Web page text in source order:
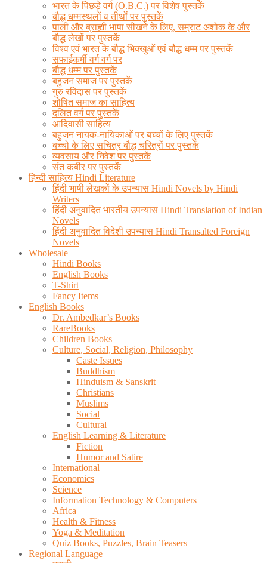
भारत के पिछड़े वर्ग (O.B.C.) पर विशेष पुस्तकें
बौद्ध धम्मस्थलों व तीर्थों पर पुस्तकें
पाली और ब्राह्मी भाषा सीखने के लिए, सम्राट अशोक के और
बौद्ध लेखों पर पुस्तकें
विश्व एवं भारत के बौद्ध भिक्खुओं एवं बौद्ध धम्म पर पुस्तकें
सफाईकर्मी वर्ग वर्ग पर
बौद्ध धम्म पर पुस्तकें
बहुजन समाज पर पुस्तकें
गुरु रविदास पर पुस्तकें
शोषित समाज का साहित्य
दलित वर्ग पर पुस्तकें
आदिवासी साहित्य
बहुजन नायक-नायिकाओं पर बच्चों के लिए पुस्तकें
बच्चो के लिए सचित्र बौद्ध चरित्रों पर पुस्तकें
व्यवसाय और निवेश पर पुस्तकें
संत कबीर पर पुस्तकें
हिन्दी साहित्य Hindi Literature
हिंदी भाषी लेखकों के उपन्यास Hindi Novels by Hindi
Writers
हिंदी अनुवादित भारतीय उपन्यास Hindi Translation of Indian
Novels
हिंदी अनुवादित विदेशी उपन्यास Hindi Transalted Foreign
Novels
Wholesale
Hindi Books
English Books
T-Shirt
Fancy Items
English Books
Dr. Ambedkar’s Books
RareBooks
Children Books
Culture, Social, Religion, Philosophy
Caste Issues
Buddhism
Hinduism & Sanskrit
Christians
Muslims
Social
Cultural
English Learning & Literature
Fiction
Humor and Satire
International
Economics
Science
Information Technology & Computers
Africa
Health & Fitness
Yoga & Meditation
Quiz Books, Puzzles, Brain Teasers
Regional Language